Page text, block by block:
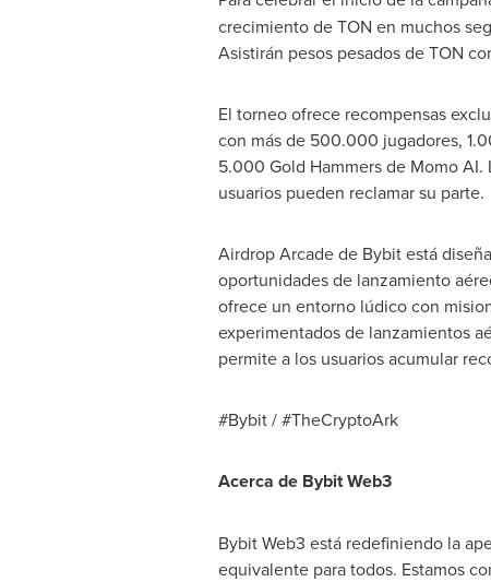
crecimiento de TON en muchos
Asistirán pesos pesados de TON
El torneo ofrece recompensas
con más de 500.000 jugadores,
5.000 Gold Hammers de Momo
usuarios pueden reclamar su parte.
Airdrop Arcade de Bybit está
oportunidades de lanzamiento
ofrece un entorno lúdico con
experimentados de lanzamientos
permite a los usuarios acumular
#Bybit / #TheCryptoArk
Acerca de Bybit Web3
Bybit Web3 está redefiniendo la
equivalente para todos. Estamos